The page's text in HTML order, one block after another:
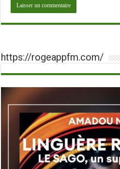
https://rogeappfm.com/